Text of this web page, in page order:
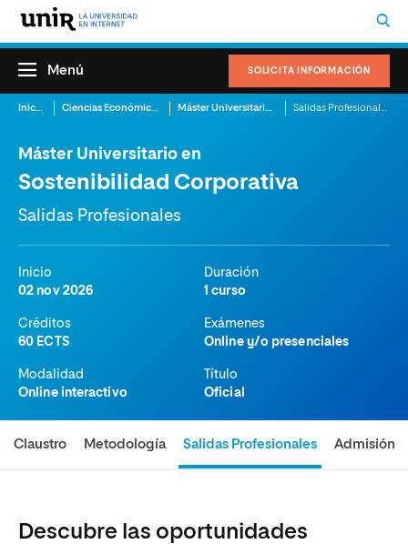
SOLICITA INFORMACIÓN
Menú
Inicio Ciencias Económicas Máster Universitario en Sostenibilidad Corporativa
Máster Universitario en
Sostenibilidad Corporativa
Salidas Profesionales
Inicio
02 nov 2026
Duración
1 curso
Créditos
60 ECTS
Exámenes
Online y/o presenciales
Modalidad
Online interactivo
Título
Oficial
Claustro Metodología Salidas Profesionales Admisión
Descubre las oportunidades